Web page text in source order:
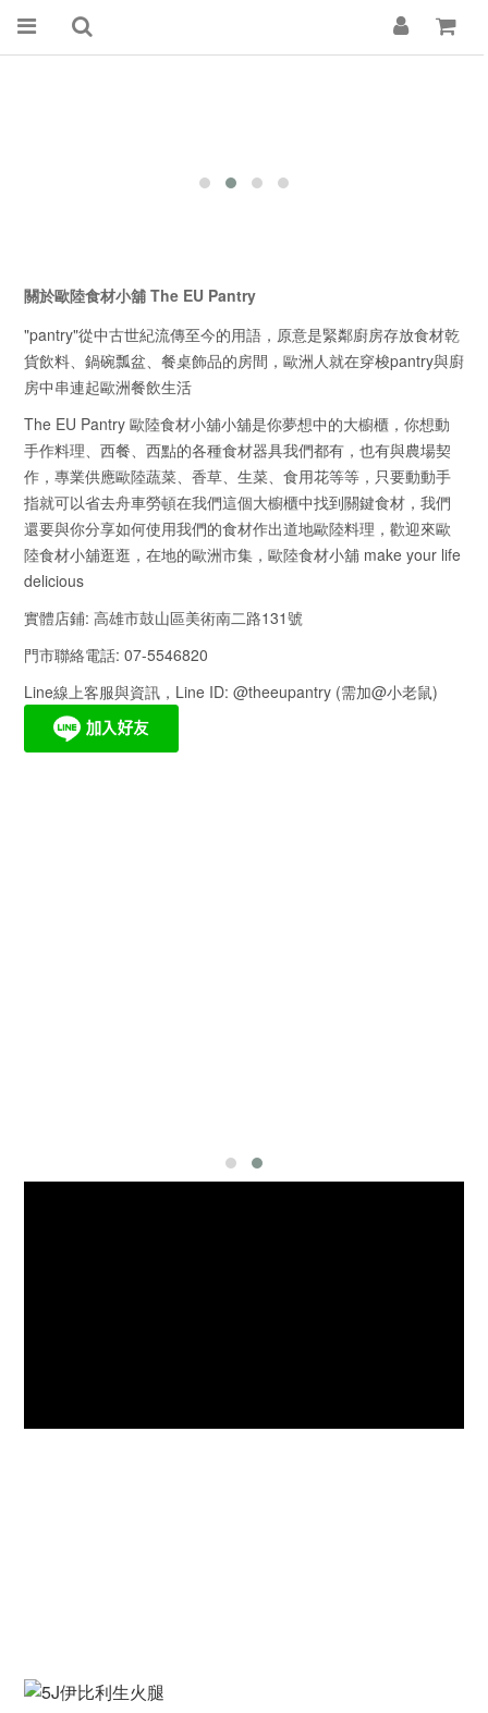
關於歐陸食材小舖 The EU Pantry
"pantry"從中古世紀流傳至今的用語，原意是緊鄰廚房存放食材乾
貨飲料、鍋碗瓢盆、餐桌飾品的房間，歐洲人就在穿梭pantry與廚
房中串連起歐洲餐飲生活
The EU Pantry 歐陸食材小舖小舖是你夢想中的大櫥櫃，你想動
手作料理、西餐、西點的各種食材器具我們都有，也有與農場契
作，專業供應歐陸蔬菜、香草、生菜、食用花等等，只要動動手
指就可以省去舟車勞頓在我們這個大櫥櫃中找到關鍵食材，我們
還要與你分享如何使用我們的食材作出道地歐陸料理，歡迎來歐
陸食材小舖逛逛，在地的歐洲市集，歐陸食材小舖 make your life
delicious
實體店鋪: 高雄市鼓山區美術南二路131號
門市聯絡電話: 07-5546820
Line線上客服與資訊，Line ID: @theeupantry (需加@小老鼠)